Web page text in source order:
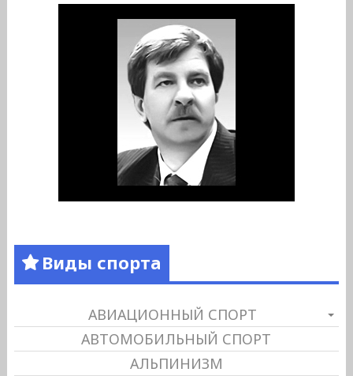
Виды спорта
АВИАЦИОННЫЙ СПОРТ
АВТОМОБИЛЬНЫЙ СПОРТ
АЛЬПИНИЗМ